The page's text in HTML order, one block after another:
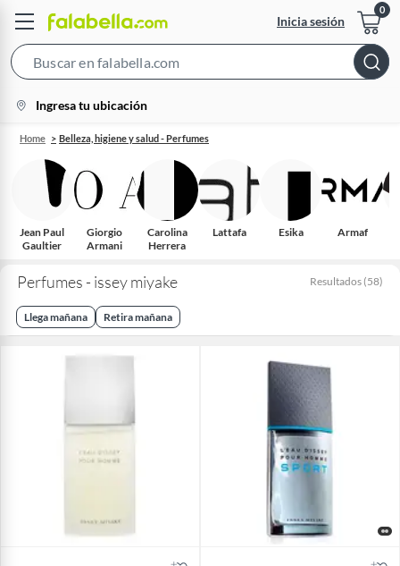
Inicia sesión
Bar
location-
icon
Ingresa tu ubicación
Home Belleza, higiene y salud - Perfumes
Jean Paul
Gaultier
Giorgio
Armani
Carolina
Herrera
Lattafa Esika Armaf
Perfumes - issey miyake Resultados (58)
Llega mañana Retira mañana